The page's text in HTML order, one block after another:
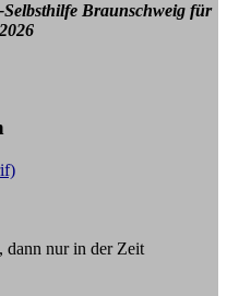
Selbsthilfe Braunschweig für
dann nur in der Zeit